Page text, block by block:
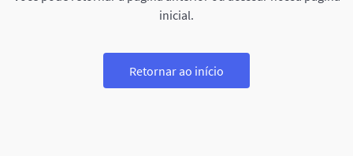
inicial.
Retornar ao início